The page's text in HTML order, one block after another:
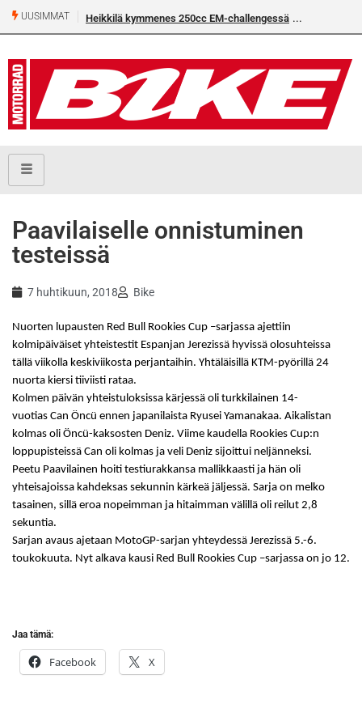
UUSIMMAT Heikkilä kymmenes 250cc EM-challengessä
Paavilaiselle onnistuminen
testeissä
7 huhtikuun, 2018 Bike
Nuorten lupausten Red Bull Rookies Cup –sarjassa ajettiin
kolmipäiväiset yhteistestit Espanjan Jerezissä hyvissä olosuhteissa
tällä viikolla keskiviikosta perjantaihin. Yhtäläisillä KTM-pyörillä 24
nuorta kiersi tiiviisti rataa.
Kolmen päivän yhteistuloksissa kärjessä oli turkkilainen 14-
vuotias Can Öncü ennen japanilaista Ryusei Yamanakaa. Aikalistan
kolmas oli Öncü-kaksosten Deniz. Viime kaudella Rookies Cup:n
loppupisteissä Can oli kolmas ja veli Deniz sijoittui neljänneksi.
Peetu Paavilainen hoiti testiurakkansa mallikkaasti ja hän oli
yhteisajoissa kahdeksas sekunnin kärkeä jäljessä. Sarja on melko
tasainen, sillä eroa nopeimman ja hitaimman välillä oli reilut 2,8
sekuntia.
Sarjan avaus ajetaan MotoGP-sarjan yhteydessä Jerezissä 5.-6.
toukokuuta. Nyt alkava kausi Red Bull Rookies Cup –sarjassa on jo 12.
Jaa tämä:
Facebook X